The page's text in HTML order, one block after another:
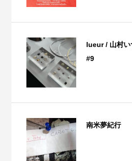
lueur / 山村い
#9
南米夢紀行